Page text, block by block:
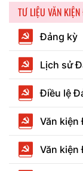
TƯ LIỆU VĂN
Đảng kỳ
Lịch sử
Điều lệ
Văn kiện
Văn kiện